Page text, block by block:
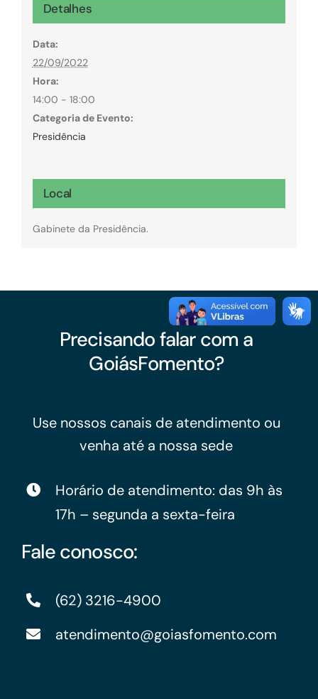
Detalhes
Data:
22/09/2022
Hora:
14:00 - 18:00
Categoria de Evento:
Presidência
Local
Gabinete da Presidência.
Precisando falar com a
GoiásFomento?
Use nossos canais de atendimento ou
venha até a nossa sede
Horário de atendimento: das 9h às
17h – segunda a sexta-feira
Fale conosco:
(62) 3216-4900
atendimento@goiasfomento.com